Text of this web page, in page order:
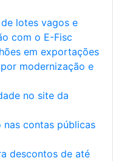
lotes vagos e
com o E-Fisc
em exportações
modernização e
no site da
contas públicas
descontos de até